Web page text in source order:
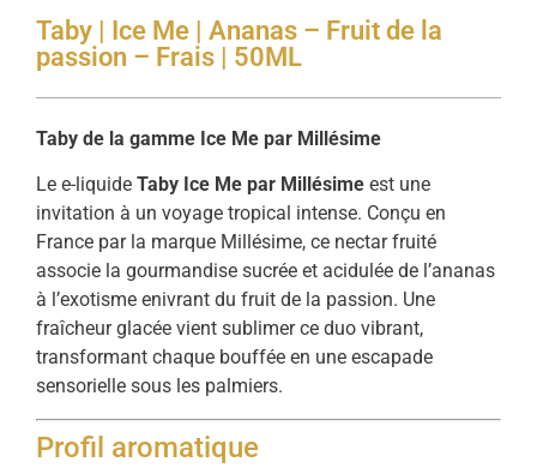
Taby | Ice Me | Ananas – Fruit de la
passion – Frais | 50ML
Taby de la gamme Ice Me par Millésime
Le e-liquide Taby Ice Me par Millésime est une
invitation à un voyage tropical intense. Conçu en
France par la marque Millésime, ce nectar fruité
associe la gourmandise sucrée et acidulée de l’ananas
à l’exotisme enivrant du fruit de la passion. Une
fraîcheur glacée vient sublimer ce duo vibrant,
transformant chaque bouffée en une escapade
sensorielle sous les palmiers.
Profil aromatique